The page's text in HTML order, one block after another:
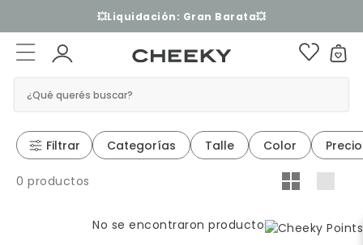
💥Liquidación: Gran Barata💥
¿Qué querés buscar?
Filtrar Categorías Talle Color Precio
0 productos
No se encontraron productos